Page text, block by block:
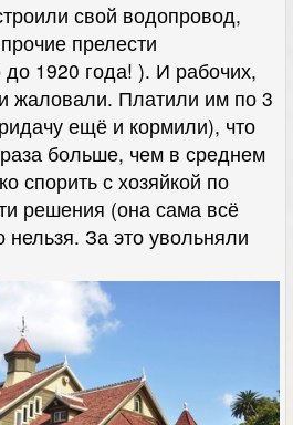
свой водопровод,
прелести
до 1920 года! ). И рабочих,
жаловали. Платили им по 3
ещё и кормили), что
больше, чем в среднем
спорить с хозяйкой по
решения (она сама всё
За это увольняли